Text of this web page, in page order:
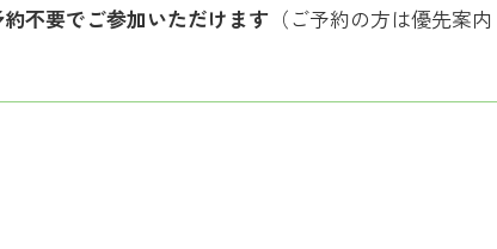
約不要でご参加いただけます （ご予約の方は優先案内